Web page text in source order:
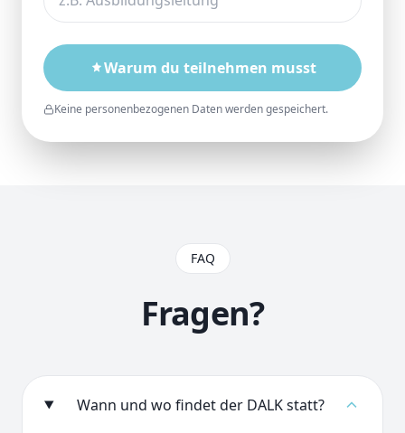
Warum du teilnehmen musst
Keine personenbezogenen Daten werden gespeichert.
FAQ
Fragen?
Wann und wo findet der DALK statt?